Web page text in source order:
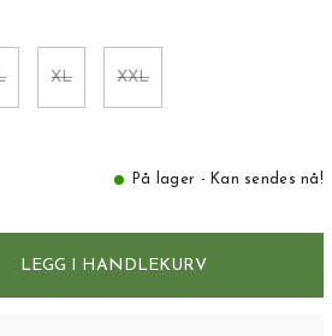
XL XXL
På lager - Kan sendes nå!
LEGG I HANDLEKURV